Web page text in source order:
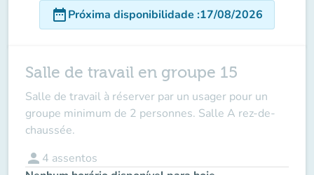
date_rangePróxima disponibilidade :17/08/2026
Salle de travail en groupe 15
Salle de travail à réserver par un usager pour un
groupe minimum de 2 personnes. Salle A rez-de-
chaussée.
person 4 assentos